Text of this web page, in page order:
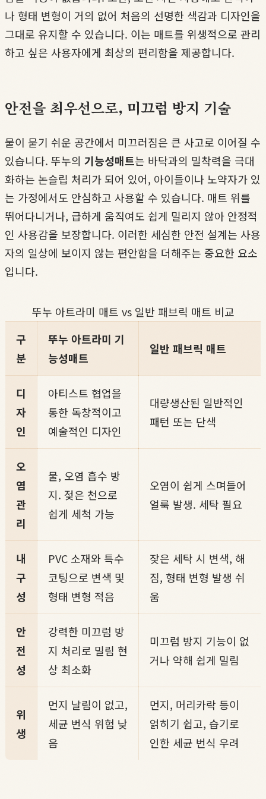
나 형태 변형이 거의 없어 처음의 선명한 색감과 디자인을
그대로 유지할 수 있습니다. 이는 매트를 위생적으로 관리
하고 싶은 사용자에게 최상의 편리함을 제공합니다.
안전을 최우선으로, 미끄럼 방지 기술
물이 묻기 쉬운 공간에서 미끄러짐은 큰 사고로 이어질 수
있습니다. 뚜누의 기능성매트는 바닥과의 밀착력을 극대
화하는 논슬립 처리가 되어 있어, 아이들이나 노약자가 있
는 가정에서도 안심하고 사용할 수 있습니다. 매트 위를
뛰어다니거나, 급하게 움직여도 쉽게 밀리지 않아 안정적
인 사용감을 보장합니다. 이러한 세심한 안전 설계는 사용
자의 일상에 보이지 않는 편안함을 더해주는 중요한 요소
입니다.
뚜누 아트라미 매트 vs 일반 패브릭 매트 비교
구
분
뚜누 아트라미 기
능성매트
일반 패브릭 매트
디
자
인
아티스트 협업을
통한 독창적이고
예술적인 디자인
대량생산된 일반적인
패턴 또는 단색
오
염
관
리
물, 오염 흡수 방
지. 젖은 천으로
쉽게 세척 가능
오염이 쉽게 스며들어
얼룩 발생. 세탁 필요
내
구
성
PVC 소재와 특수
코팅으로 변색 및
형태 변형 적음
잦은 세탁 시 변색, 해
짐, 형태 변형 발생 쉬
움
안
전
성
강력한 미끄럼 방
지 처리로 밀림 현
상 최소화
미끄럼 방지 기능이 없
거나 약해 쉽게 밀림
위
생
먼지 날림이 없고,
세균 번식 위험 낮
음
먼지, 머리카락 등이
얽히기 쉽고, 습기로
인한 세균 번식 우려